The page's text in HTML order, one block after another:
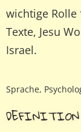
wichtige
Texte, Jesu
Israel.
Sprache,
DEFINITION